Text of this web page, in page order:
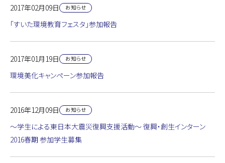
2017年02月09日 お知らせ
「すいた環境教育フェスタ」参加報告
2017年01月19日 お知らせ
環境美化キャンペーン参加報告
2016年12月09日 お知らせ
～学生による東日本大震災復興支援活動～ 復興・創生インターン
2016春期 参加学生募集